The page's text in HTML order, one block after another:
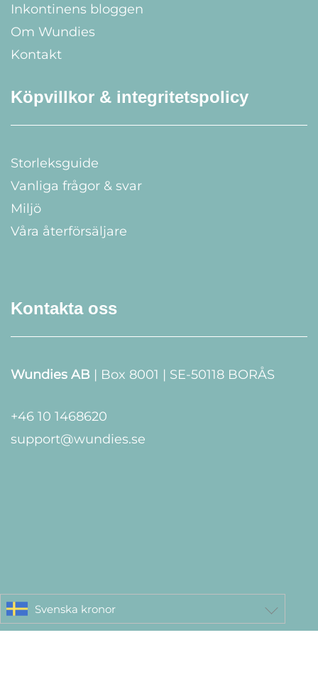
Inkontinens bloggen
Om Wundies
Kontakt
Köpvillkor & integritetspolicy
Storleksguide
Vanliga frågor & svar
Miljö
Våra återförsäljare
Kontakta oss
Wundies AB | Box 8001 | SE-50118 BORÅS
+46 10 1468620
support@wundies.se
Svenska kronor